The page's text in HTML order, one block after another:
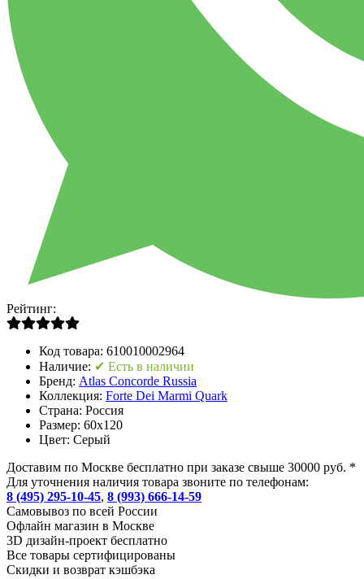
Рейтинг:
Код товара: 610010002964
Наличие: ✔ Есть в наличии
Бренд: Atlas Concorde Russia
Коллекция: Forte Dei Marmi Quark
Страна: Россия
Размер: 60x120
Цвет: Серый
Доставим по Москве бесплатно при заказе свыше 30000 руб. *
Для уточнения наличия товара звоните по телефонам:
8 (495) 295-10-45, 8 (993) 666-14-59
Cамовывоз по всей России
Офлайн магазин в Москве
3D дизайн-проект бесплатно
Все товары сертифицированы
Скидки и возврат кэшбэка